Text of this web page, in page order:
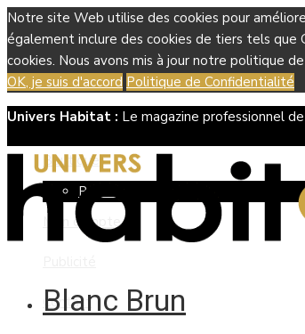
Notre site Web utilise des cookies pour
également inclure des cookies de tiers tels que
cookies. Nous avons mis à jour notre politique
OK, je suis d'accord Politique de Confidentialité
Univers Habitat : Le magazine professionnel
Boutique
Panier
Mon compte
Contact
Blanc Brun